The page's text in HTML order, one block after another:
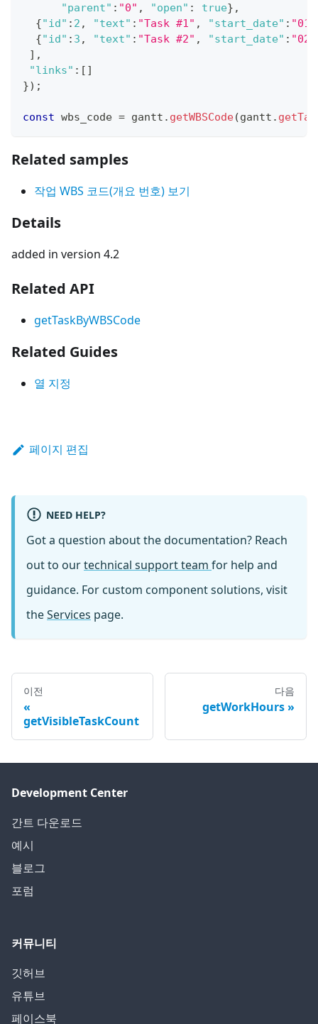
"parent" : "0" , "open" : true} ,
{"id" : 2 , "text" : "Task #1" , "start_date" :
{"id" : 3 , "text" : "Task #2" , "start_date" :
] ,
"links" : [ ]
}) ;
const wbs_code = gantt . getWBSCode(gantt .
Related samples
작업 WBS 코드(개요 번호) 보기
Details
added in version 4.2
Related API
getTaskByWBSCode
Related Guides
열 지정
페이지 편집
NEED HELP?
Got a question about the documentation? Reach
out to ourtechnical support team for help and
guidance. For custom component solutions, visit
theServices page.
이전
getVisibleTaskCount
다음
getWorkHours
Development Center
간트 다운로드
예시
블로그
포럼
커뮤니티
깃허브
유튜브
페이스북